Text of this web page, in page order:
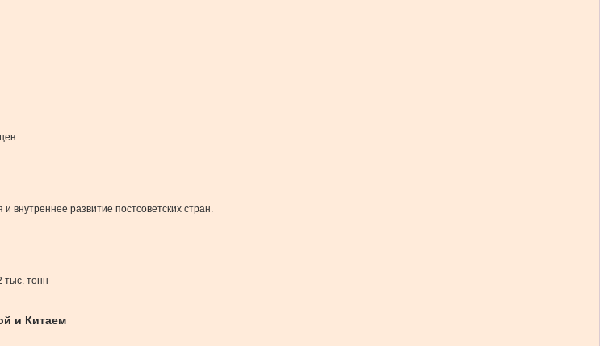
развитие постсоветских стран.
тыс. тонн
и Китаем